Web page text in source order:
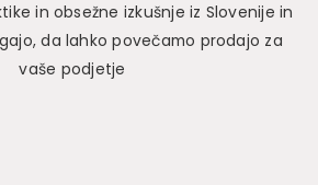
in obsežne izkušnje iz Slovenije in
da lahko povečamo prodajo za
vaše podjetje